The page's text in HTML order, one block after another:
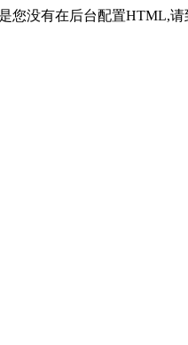
您没有在后台配置HTML,